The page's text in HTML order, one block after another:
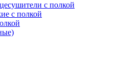
с полкой
с полкой